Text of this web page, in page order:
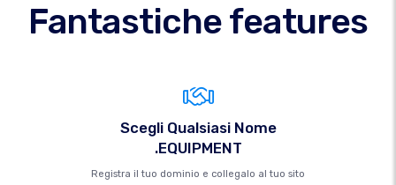
Fantastiche features
Scegli Qualsiasi Nome
.EQUIPMENT
Registra il tuo dominio e collegalo al tuo sito